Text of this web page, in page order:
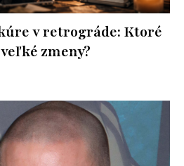
v retrográde: Ktoré
zmeny?